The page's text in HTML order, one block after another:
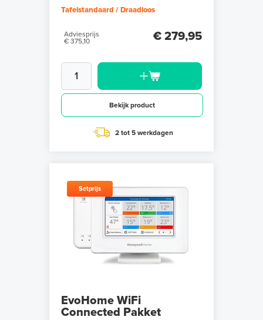
Tafelstandaard / Draadloos
Adviesprijs
€ 375,10
€ 279,95
Bekijk product
2 tot 5 werkdagen
Setprijs
EvoHome WiFi
Connected Pakket